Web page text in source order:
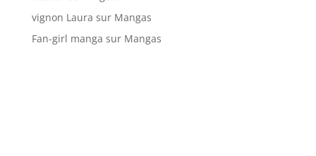
vignon Laura sur Mangas
Fan-girl manga sur Mangas